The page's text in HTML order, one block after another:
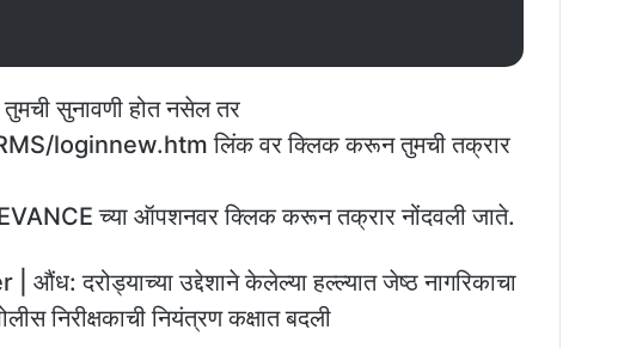
सुनावणी होत नसेल तर
loginnew.htm लिंक वर क्लिक करून तुमची तक्रार
च्या ऑपशनवर क्लिक करून तक्रार नोंदवली जाते.
दरोड्याच्या उद्देशाने केलेल्या हल्ल्यात जेष्ठ नागरिकाचा
निरीक्षकाची नियंत्रण कक्षात बदली